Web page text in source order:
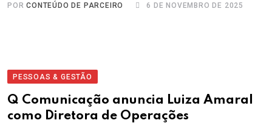
PORCONTEÚDO DE PARCEIRO 6 DE NOVEMBRO DE 2025
PESSOAS & GESTÃO
Q Comunicação anuncia Luiza Amaral
como Diretora de Operações